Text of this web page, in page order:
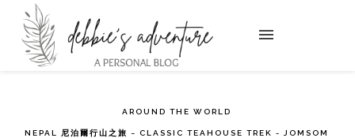
AROUND THE WORLD
NEPAL 尼泊爾行山之旅 ~ CLASSIC TEAHOUSE TREK - JOMSOM